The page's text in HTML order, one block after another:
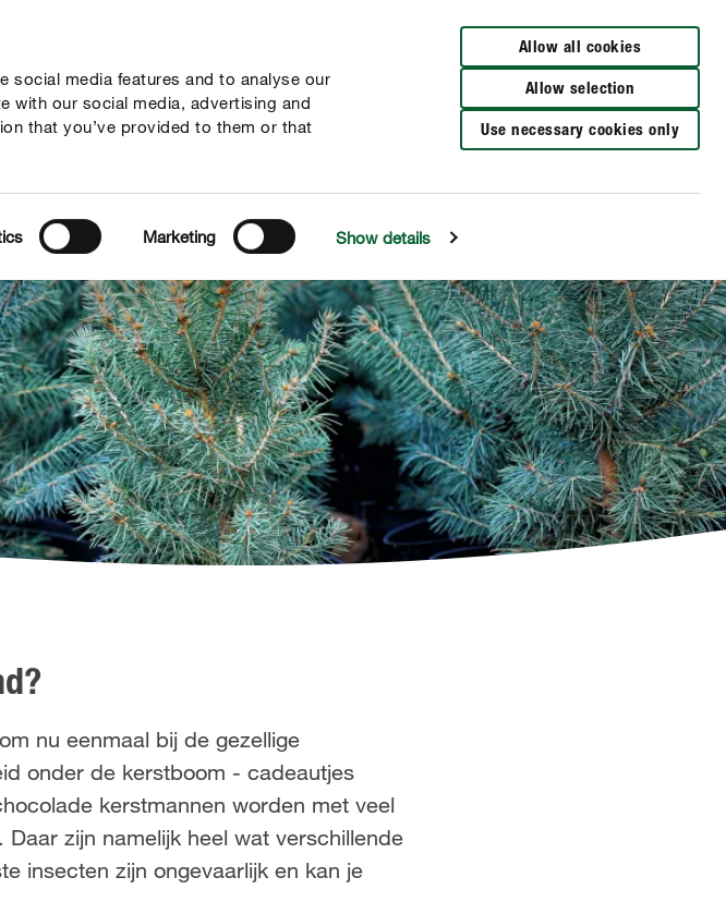
social media features and to analyse our
with our social media, advertising and
that you’ve provided to them or that
Marketing Show details
Allow all cookies
Allow selection
Use necessary cookies only
Onderneming
nu eenmaal bij de gezellige
onder de kerstboom - cadeautjes
kerstmannen worden met veel
zijn namelijk heel wat verschillende
insecten zijn ongevaarlijk en kan je